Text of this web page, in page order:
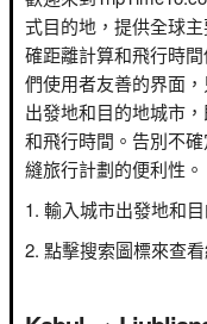
式目的地，提供全球
確距離計算和飛行時
們使用者友善的界面
出發地和目的地城市
和飛行時間。告別不
縫旅行計劃的便利性。
輸入城市出發地和目
點擊搜索圖標來查看